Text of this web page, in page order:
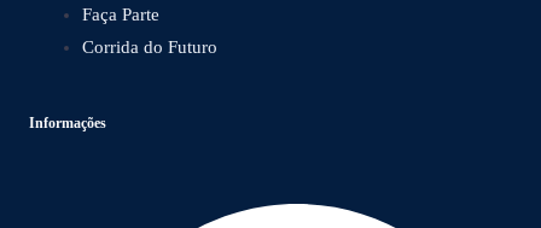
Faça Parte
Corrida do Futuro
Informações